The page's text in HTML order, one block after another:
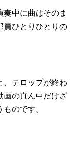
中に曲はそのま
員ひとりひとりの
、テロップが終わ
画の真ん中だけざ
のです。